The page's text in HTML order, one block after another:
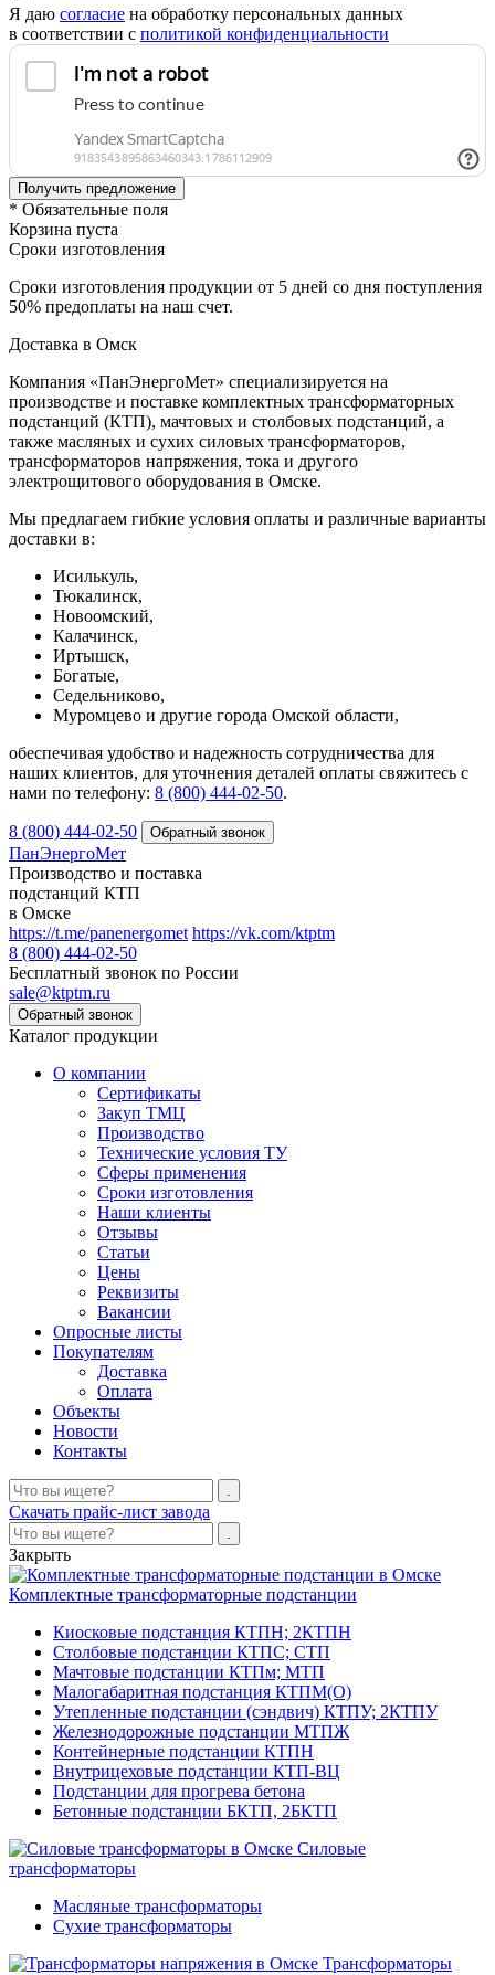
Я даю согласие на обработку персональных данных
в соответствии с политикой конфиденциальности
* Обязательные поля
Корзина пуста
Сроки изготовления
Сроки изготовления продукции от 5 дней со дня поступления
50% предоплаты на наш счет.
Доставка в Омск
Компания «ПанЭнергоМет» специализируется на
производстве и поставке комплектных трансформаторных
подстанций (КТП), мачтовых и столбовых подстанций, а
также масляных и сухих силовых трансформаторов,
трансформаторов напряжения, тока и другого
электрощитового оборудования в Омске.
Мы предлагаем гибкие условия оплаты и различные варианты
доставки в:
Исилькуль,
Тюкалинск,
Новоомский,
Калачинск,
Иртышск,
Богатые,
Седельниково,
Муромцево и другие города Омской области,
обеспечивая удобство и надежность сотрудничества для
наших клиентов, для уточнения деталей оплаты свяжитесь с
нами по телефону: 8 (800) 444-02-50.
8 (800) 444-02-50
ПанЭнергоМет
Производство и поставка
подстанций КТП
в Омске
https://t.me/panenergomet https://vk.com/ktptm
8 (800) 444-02-50
Бесплатный звонок по России
sale@ktptm.ru
Каталог продукции
О компании
Сертификаты
Закуп ТМЦ
Производство
Технические условия ТУ
Сферы применения
Сроки изготовления
Наши клиенты
Отзывы
Статьи
Цены
Реквизиты
Вакансии
Опросные листы
Покупателям
Доставка
Оплата
Объекты
Новости
Контакты
Скачать прайс-лист завода
Закрыть
Комплектные трансформаторные подстанции
Киосковые подстанция КТПН; 2КТПН
Столбовые подстанции КТПС; СТП
Мачтовые подстанции КТПм; МТП
Малогабаритная подстанция КТПМ(О)
Утепленные подстанции (сэндвич) КТПУ; 2КТПУ
Железнодорожные подстанции МТПЖ
Контейнерные подстанции КТПН
Внутрицеховые подстанции КТП-ВЦ
Подстанции для прогрева бетона
Бетонные подстанции БКТП, 2БКТП
Силовые
трансформаторы
Масляные трансформаторы
Сухие трансформаторы
Трансформаторы